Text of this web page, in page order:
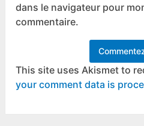
dans le navigateur pour
commentaire.
This site uses Akismet to
your comment data is